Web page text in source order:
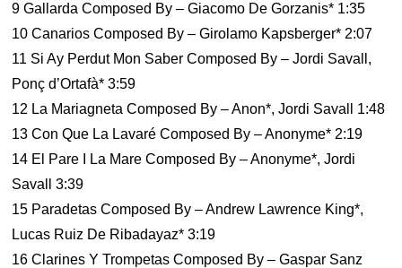
9 Gallarda Composed By – Giacomo De Gorzanis* 1:35
10 Canarios Composed By – Girolamo Kapsberger* 2:07
11 Si Ay Perdut Mon Saber Composed By – Jordi Savall,
Ponç d’Ortafà* 3:59
12 La Mariagneta Composed By – Anon*, Jordi Savall 1:48
13 Con Que La Lavaré Composed By – Anonyme* 2:19
14 El Pare I La Mare Composed By – Anonyme*, Jordi
Savall 3:39
15 Paradetas Composed By – Andrew Lawrence King*,
Lucas Ruiz De Ribadayaz* 3:19
16 Clarines Y Trompetas Composed By – Gaspar Sanz